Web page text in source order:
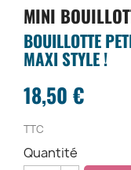
MINI
BOUILLOTTE
MAXI STYLE !
18,50 €
TTC
Quantité